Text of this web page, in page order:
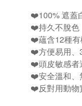
❤️100% 遮蓋
❤️持久不脫色
❤️蘊含12種有
❤️方便易用、
❤️頭皮敏感者
❤️安全溫和、
❤️反對用動物